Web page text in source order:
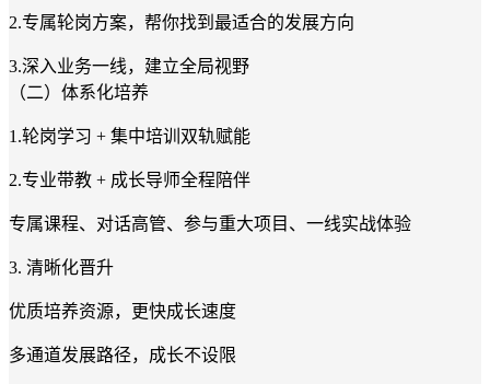
2.专属轮岗方案，帮你找到最适合的发展方向
3.深入业务一线，建立全局视野
（二）体系化培养
1.轮岗学习 + 集中培训双轨赋能
2.专业带教 + 成长导师全程陪伴
专属课程、对话高管、参与重大项目、一线实战体验
3. 清晰化晋升
优质培养资源，更快成长速度
多通道发展路径，成长不设限